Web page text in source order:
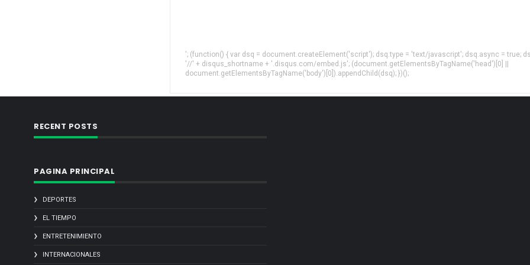
'; (function() { var dsq = document.createElement('script'); dsq.type = 'text/javascript'; dsq.async = true;
'//' + disqus_shortname + '.disqus.com/embed.js'; (document.getElementsByTagName('head')[0] ||
document.getElementsByTagName('body')[0]).appendChild(dsq); })();
RECENT POSTS
PAGINA PRINCIPAL
DEPORTES
EL TIEMPO
ENTRETENIMIENTO
INTERNACIONALES